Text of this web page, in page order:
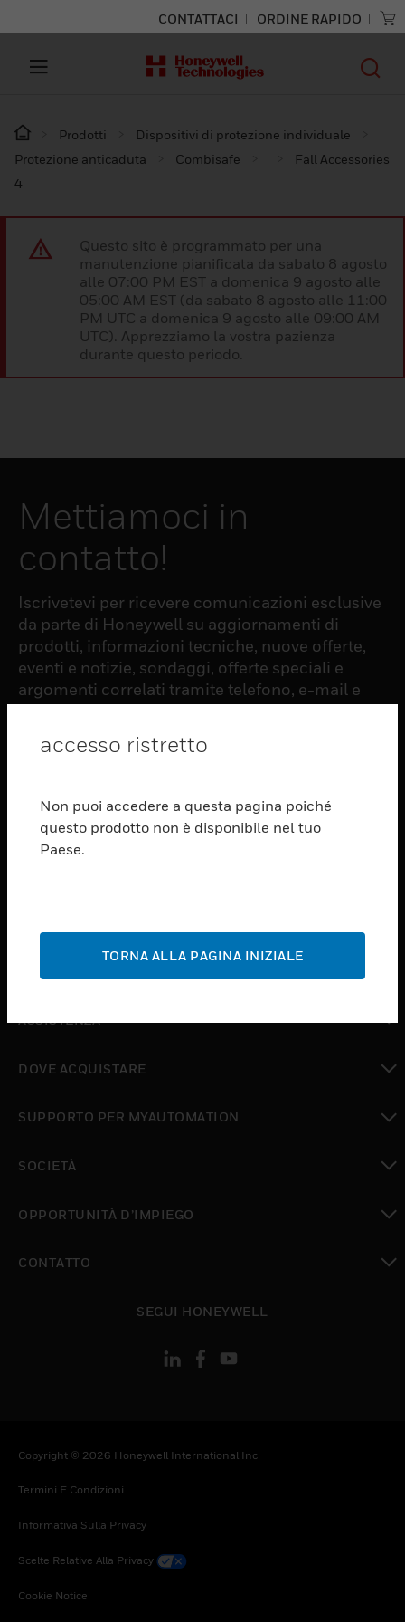
CONTATTACI ORDINE RAPIDO
Prodotti
Dispositivi di protezione individuale
Protezione anticaduta
Combisafe
Fall Accessories
4
Questo sito è programmato per una
manutenzione pianificata da sabato 8 agosto
alle 07:00 PM EST a domenica 9 agosto alle
05:00 AM EST (da sabato 8 agosto alle 11:00
PM UTC a domenica 9 agosto alle 09:00 AM
UTC). Apprezziamo la vostra pazienza
durante questo periodo.
Mettiamoci in
contatto!
Iscrivetevi per ricevere comunicazioni esclusive
da parte di Honeywell su aggiornamenti di
prodotti, informazioni tecniche, nuove offerte,
eventi e notizie, sondaggi, offerte speciali e
argomenti correlati tramite telefono, e-mail e
PRODUCTS
toggle view
ASSISTENZA
DOVE ACQUISTARE
SUPPORTO PER MYAUTOMATION
SOCIETÀ
OPPORTUNITÀ D’IMPIEGO
CONTATTO
SEGUI HONEYWELL
Copyright © 2026 Honeywell International Inc
Termini E Condizioni
Informativa Sulla Privacy
Scelte Relative Alla Privacy
Cookie Notice
accesso ristretto
Non puoi accedere a questa pagina poiché
questo prodotto non è disponibile nel tuo
Paese.
TORNA ALLA PAGINA INIZIALE